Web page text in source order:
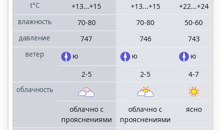
t°C
влажность
давление
ветер
облачность
+13...+15
70-80
747
ю
2-5
облачно с
прояснениями
+13...+15
70-80
746
ю
2-5
облачно с
прояснениями
+22...+24
50-60
743
ю
4-7
ясно